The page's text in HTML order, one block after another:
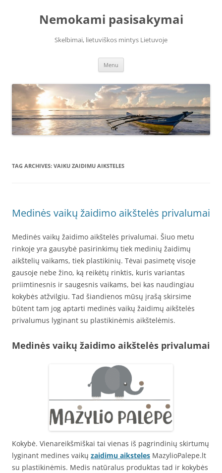
Nemokami pasisakymai
Skelbimai, lietuviškos mintys Lietuvoje
Menu
TAG ARCHIVES: VAIKU ZAIDIMU AIKSTELES
Medinės vaikų žaidimo aikštelės privalumai
Medinės vaikų žaidimo aikštelės privalumai. Šiuo metu
rinkoje yra gausybė pasirinkimų tiek medinių žaidimų
aikštelių vaikams, tiek plastikinių. Tėvai pasimetę visoje
gausoje nebe žino, ką reikėtų rinktis, kuris variantas
priimtinesnis ir saugesnis vaikams, bei kas naudingiau
kokybės atžvilgiu. Tad šiandienos mūsų įrašą skirsime
būtent tam jog aptarti medinės vaikų žaidimų aikštelės
privalumus lyginant su plastikinėmis aikštelėmis.
Medinės vaikų žaidimo aikštelės privalumai
Kokybė. Vienareikšmiškai tai vienas iš pagrindinių skirtumų
lyginant medines vaikų zaidimu aiksteles MazylioPalepe.lt
su plastikinėmis. Medis natūralus produktas tad ir kokybės